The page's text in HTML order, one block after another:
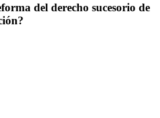
del derecho sucesorio de